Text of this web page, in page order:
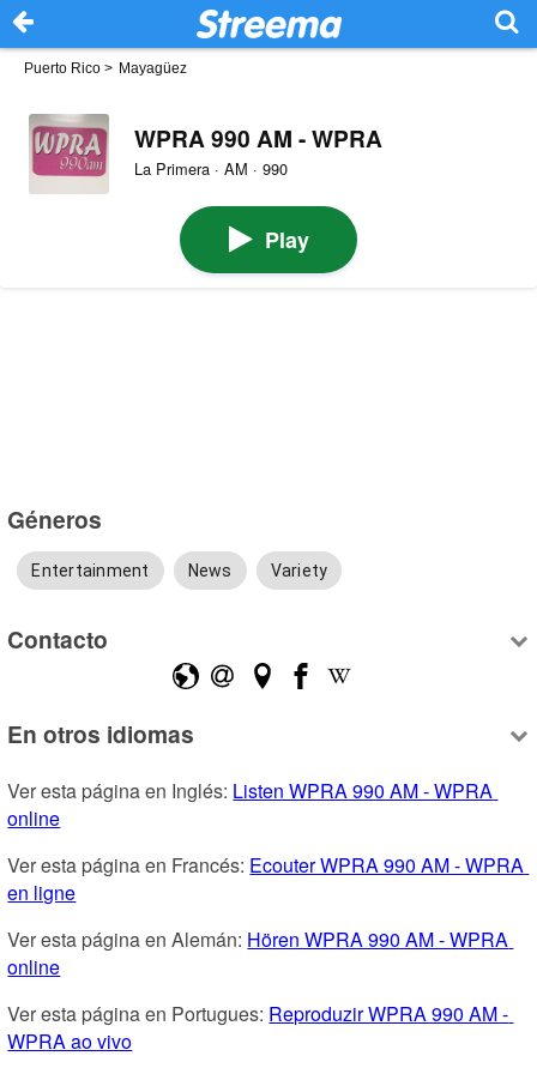
Puerto Rico > Mayagüez
WPRA 990 AM - WPRA
La Primera · AM · 990
Play
Géneros
Entertainment News Variety
Contacto
En otros idiomas
Ver esta página en Inglés: Listen WPRA 990 AM - WPRA
online
Ver esta página en Francés: Ecouter WPRA 990 AM - WPRA
en ligne
Ver esta página en Alemán: Hören WPRA 990 AM - WPRA
online
Ver esta página en Portugues: Reproduzir WPRA 990 AM -
WPRA ao vivo